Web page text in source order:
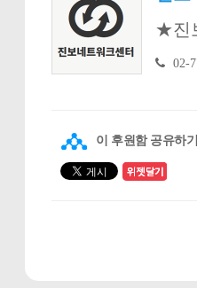
★진
02-
이 후원함 공유하기